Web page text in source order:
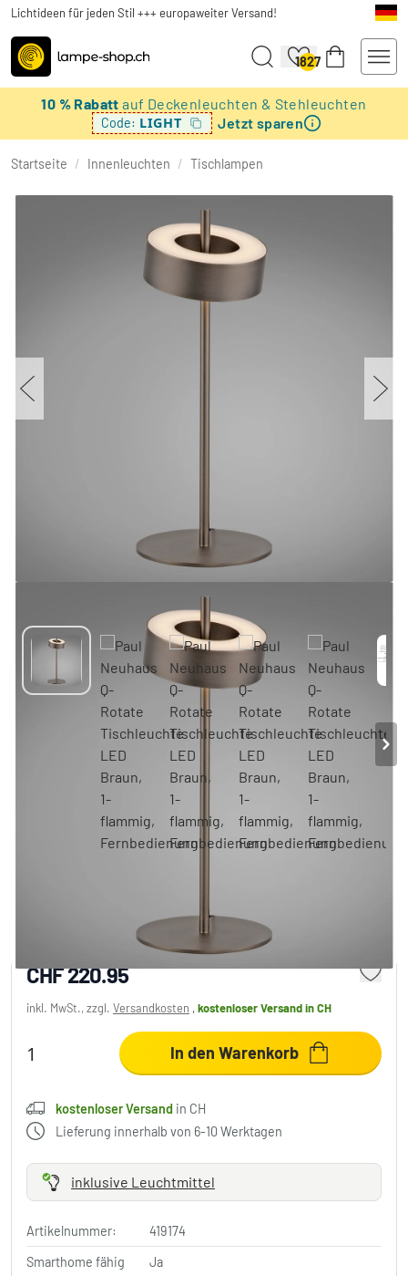
Lichtideen für jeden Stil +++ europaweiter Versand!
1827
10 % Rabattauf Deckenleuchten & Stehleuchten
Code: LIGHT Jetzt sparen
Startseite / Innenleuchten / Tischlampen
Braun, 1-flammig, Fernbedienung
CHF 220.95
inkl. MwSt., zzgl. Versandkosten ,kostenloser Versandin CH
In den Warenkorb
kostenloser Versand in CH
Lieferung innerhalb von 6-10 Werktagen
inklusive Leuchtmittel
Artikelnummer:
419174
Smarthome fähig
Ja